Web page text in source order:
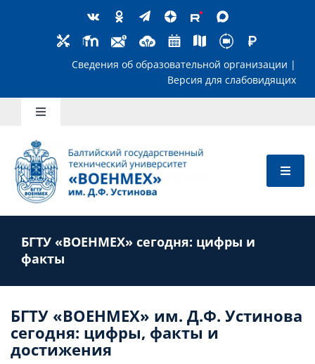
Сведения об образовательной
Toggle
Школьникам
Абитуриентам
Студентам
Преподавателям
Слушателям
БГТУ «ВОЕНМЕХ» сегодня: цифры и
факты
БГТУ «ВОЕНМЕХ» им. Д.Ф. Устинова
сегодня: цифры, факты и
достижения